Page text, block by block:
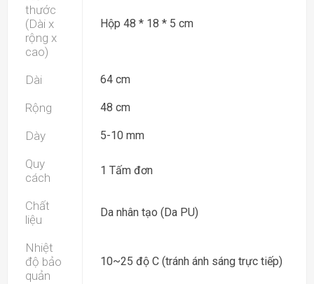
thước
(Dài x
rộng x
cao)
Hộp 48 * 18 * 5 cm
Dài 64 cm
Rộng 48 cm
Dày 5-10 mm
Quy
cách
1 Tấm đơn
Chất
liệu
Da nhân tạo (Da PU)
Nhiệt
độ bảo
quản
10~25 độ C (tránh ánh sáng trực tiếp)